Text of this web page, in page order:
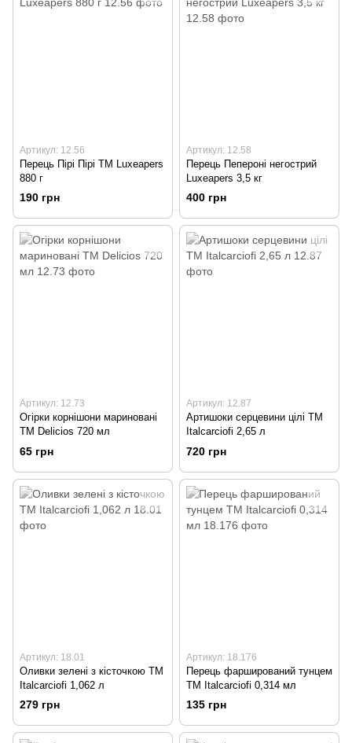
Артикул: 12.56
Перець Пірі Пірі ТМ Luxeapers
880 г
190 грн
Артикул: 12.58
Перець Пепероні негострий
Luxeapers 3,5 кг
400 грн
Артикул: 12.73
Огірки корнішони мариновані
ТМ Delicios 720 мл
65 грн
Артикул: 12.87
Артишоки серцевини цілі TM
Italcarciofi 2,65 л
720 грн
Артикул: 18.01
Оливки зелені з кісточкою TM
Italcarciofi 1,062 л
279 грн
Артикул: 18.176
Перець фарширований тунцем
ТМ Italcarciofi 0,314 мл
135 грн